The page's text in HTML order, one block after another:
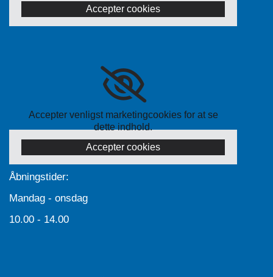
Accepter cookies
Accepter venligst marketingcookies for at se
dette indhold.
Accepter cookies
Åbningstider:
Mandag - onsdag
10.00 - 14.00